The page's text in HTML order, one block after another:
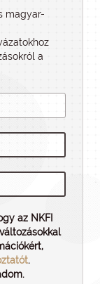
magyar-
a
az NKFI
.